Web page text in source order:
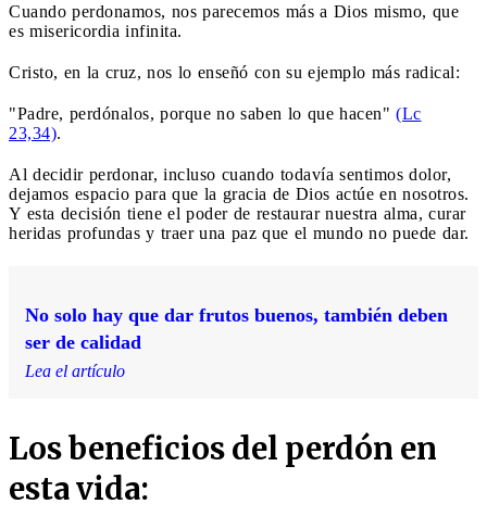
Cuando perdonamos, nos parecemos más a Dios mismo, que
es misericordia infinita.
Cristo, en la cruz, nos lo enseñó con su ejemplo más radical:
"Padre, perdónalos, porque no saben lo que hacen" (Lc
23,34).
Al decidir perdonar, incluso cuando todavía sentimos dolor,
dejamos espacio para que la gracia de Dios actúe en nosotros.
Y esta decisión tiene el poder de restaurar nuestra alma, curar
heridas profundas y traer una paz que el mundo no puede dar.
No solo hay que dar frutos buenos, también deben
ser de calidad
Lea el artículo
Los beneficios del perdón en
esta vida: